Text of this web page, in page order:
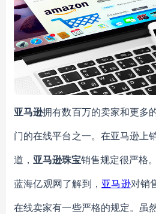
亚马逊拥有数百万的卖家和更多
门的在线平台之一。在亚马逊上
道， 亚马逊珠宝销售规定很严格。
蓝海亿观网了解到， 亚马逊对销
在线卖家有一些严格的规定。虽